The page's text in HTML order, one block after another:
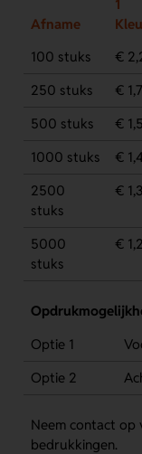
Afname
1
100 stuks
€
250 stuks
€
500 stuks
€
1000 stuks
€
2500
stuks
€
5000
stuks
€
Optie 1
Optie 2
Neem contact op
bedrukkingen.